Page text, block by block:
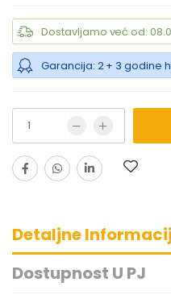
Dostavljamo već od:
Garancija: 2 + 3
Detaljne
Dostupnost U PJ